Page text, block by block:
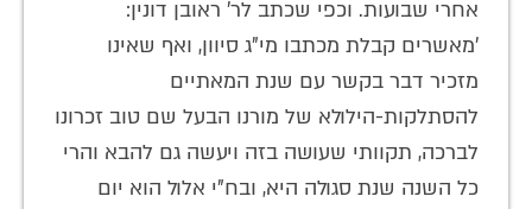
אחרי שבועות. וכפי שכתב לר' ראובן דונין:
'מאשרים קבלת מכתבו מי"ג סיוון, ואף שאינו
מזכיר דבר בקשר עם שנת המאתיים
להסתלקות-הילולא של מורנו הבעל שם טוב זכרונו
לברכה, תקוותי שעושה בזה ויעשה גם להבא והרי
כל השנה שנת סגולה היא, ובח"י אלול הוא יום